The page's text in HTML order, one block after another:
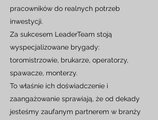
pracowników do realnych potrzeb
inwestycji.
Za sukcesem LeaderTeam stoją
wyspecjalizowane brygady:
toromistrzowie, brukarze, operatorzy,
spawacze, monterzy.
To właśnie ich doświadczenie i
zaangażowanie sprawiają, że od dekady
jesteśmy zaufanym partnerem w branży